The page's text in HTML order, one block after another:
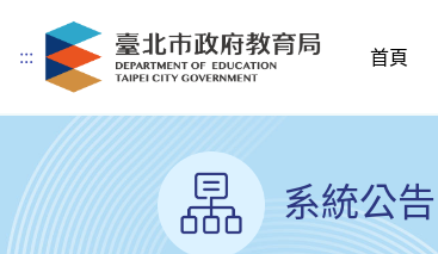
跳到主要內容
::: 首頁
系統公告